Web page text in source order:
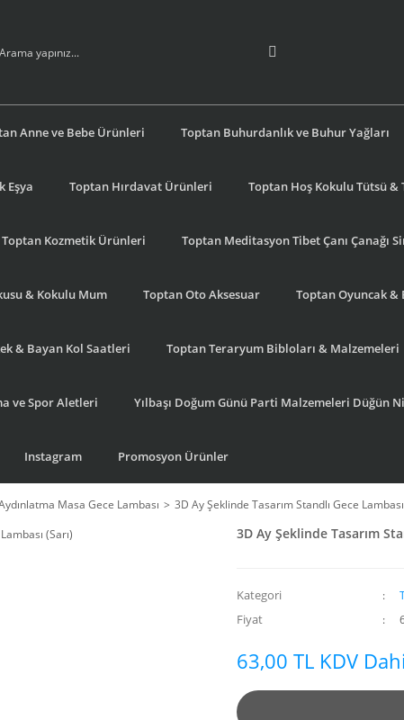
Anne ve Bebe Ürünleri Toptan Buhurdanlık ve Buhur Yağları
Eşya Toptan Hırdavat Ürünleri Toptan Hoş Kokulu Tütsü &
Toptan Kozmetik Ürünleri Toptan Meditasyon Tibet Çanı Çanağı
& Kokulu Mum Toptan Oto Aksesuar Toptan Oyuncak &
& Bayan Kol Saatleri Toptan Teraryum Bibloları & Malzemeleri
ve Spor Aletleri Yılbaşı Doğum Günü Parti Malzemeleri Düğün
Instagram Promosyon Ürünler
Masa Gece Lambası 3D Ay Şeklinde Tasarım Standlı Gece
3D Ay Şeklinde Tasarım
Kategori
Fiyat
63,00 TL KDV